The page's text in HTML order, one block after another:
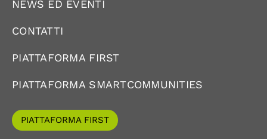
NEWS ED EVENTI
CONTATTI
PIATTAFORMA FIRST
PIATTAFORMA SMARTCOMMUNITIES
PIATTAFORMA FIRST